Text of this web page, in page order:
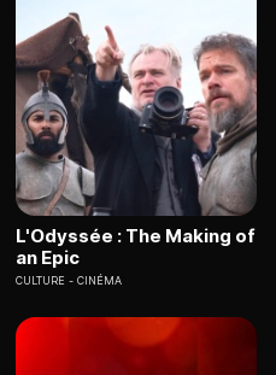
L'Odyssée : The Making of
an Epic
CULTURE CINÉMA